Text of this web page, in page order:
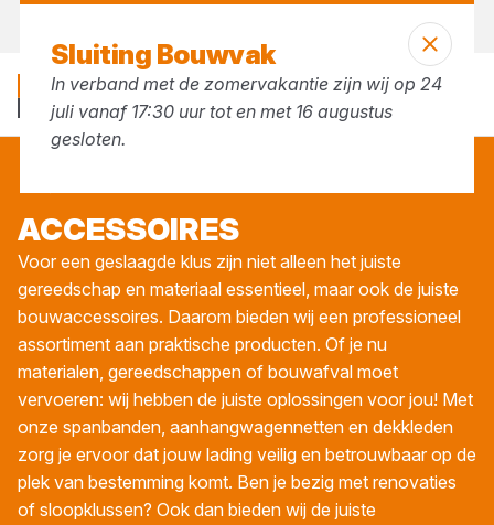
ACCES­SOI­RES
Voor een geslaagde klus zijn niet alleen het juiste
gereedschap en materiaal essentieel, maar ook de juiste
bouwaccessoires. Daarom bieden wij een professioneel
assortiment aan praktische producten. Of je nu
materialen, gereedschappen of bouwafval moet
vervoeren: wij hebben de juiste oplossingen voor jou! Met
onze spanbanden, aanhangwagennetten en dekkleden
zorg je ervoor dat jouw lading veilig en betrouwbaar op de
plek van bestemming komt. Ben je bezig met renovaties
of sloopklussen? Ook dan bieden wij de juiste
Sluiting Bouwvak
In verband met de zomervakantie zijn wij op 24
juli vanaf 17:30 uur tot en met 16 augustus
gesloten.